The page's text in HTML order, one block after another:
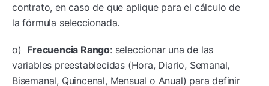
contrato, en caso de que aplique para el cálculo de
la fórmula seleccionada.
o) Frecuencia Rango: seleccionar una de las
variables preestablecidas (Hora, Diario, Semanal,
Bisemanal, Quincenal, Mensual o Anual) para definir